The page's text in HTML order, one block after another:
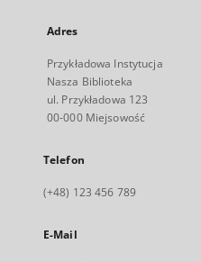
Adres
Przykładowa Instytucja
Nasza Biblioteka
ul. Przykładowa 123
00-000 Miejsowość
Telefon
(+48) 123 456 789
E-Mail